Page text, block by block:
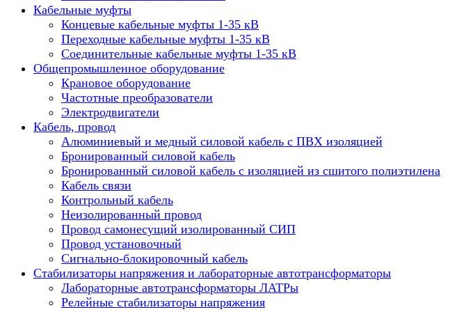
Кабельные муфты
Концевые кабельные муфты 1-35 кВ
Переходные кабельные муфты 1-35 кВ
Соединительные кабельные муфты 1-35 кВ
Общепромышленное оборудование
Крановое оборудование
Частотные преобразователи
Электродвигатели
Кабель, провод
Алюминиевый и медный силовой кабель с ПВХ изоляцией
Бронированный силовой кабель
Бронированный силовой кабель с изоляцией из сшитого полиэтилена
Кабель связи
Контрольный кабель
Неизолированный провод
Провод самонесущий изолированный СИП
Провод установочный
Сигнально-блокировочный кабель
Стабилизаторы напряжения и лабораторные автотрансформаторы
Лабораторные автотрансформаторы ЛАТРы
Релейные стабилизаторы напряжения